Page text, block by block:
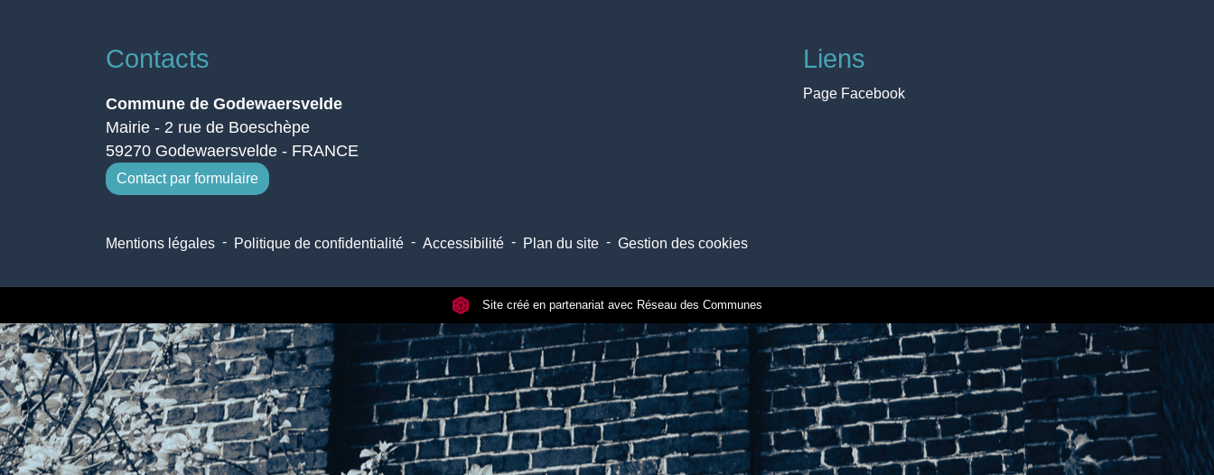
Contacts
Commune de Godewaersvelde
Mairie - 2 rue de Boeschèpe
59270 Godewaersvelde - FRANCE
Contact par formulaire
Liens
Page Facebook
Mentions légales - Politique de confidentialité - Accessibilité - Plan du site - Gestion des cookies
Site créé en partenariat avec Réseau des Communes